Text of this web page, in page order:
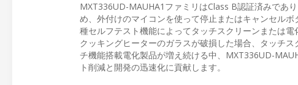
MXT336UD-MAUHA1ファミリはClass B認証済みであ
め、外付けのマイコンを使って停止またはキャンセル
種セルフテスト機能によってタッチスクリーンまたは
クッキングヒーターのガラスが破損した場合、タッチ
チ機能搭載電化製品が増え続ける中、MXT336UD-
ト削減と開発の迅速化に貢献します。